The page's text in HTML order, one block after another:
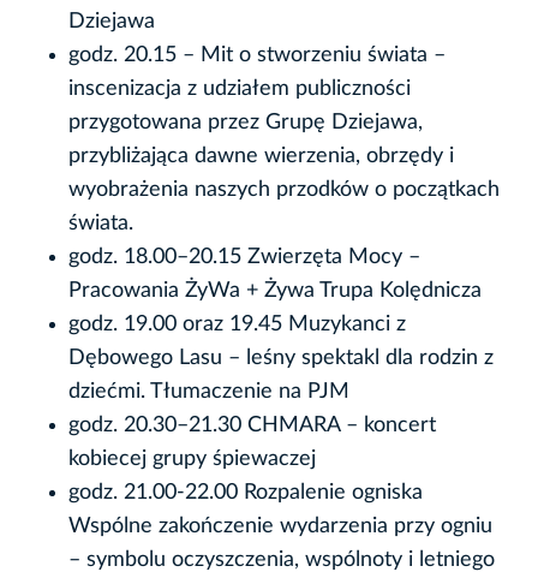
Dziejawa
godz. 20.15 – Mit o stworzeniu świata –
inscenizacja z udziałem publiczności
przygotowana przez Grupę Dziejawa,
przybliżająca dawne wierzenia, obrzędy i
wyobrażenia naszych przodków o początkach
świata.
godz. 18.00–20.15 Zwierzęta Mocy –
Pracowania ŻyWa + Żywa Trupa Kolędnicza
godz. 19.00 oraz 19.45 Muzykanci z
Dębowego Lasu – leśny spektakl dla rodzin z
dziećmi. Tłumaczenie na PJM
godz. 20.30–21.30 CHMARA – koncert
kobiecej grupy śpiewaczej
godz. 21.00-22.00 Rozpalenie ogniska
Wspólne zakończenie wydarzenia przy ogniu
– symbolu oczyszczenia, wspólnoty i letniego